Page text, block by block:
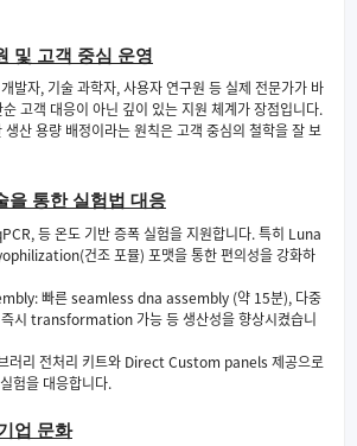
및 고객 중심 운영
발자, 기술 과학자,사용자 연구원 등 실제 전문가가 바
순 고객 대응이 아닌 깊이 있는 지원 체계가 장점입니다.
생산 용량 배정이라는 원칙은 고객 중심의 철학을 잘 보
을 통한 실험법 대응
등 온도 기반 증폭 실험을 지원합니다.특히 Luna
건조 포뮬) 포맷을 통한 편의성을 강화하
빠른seamless dna assembly (약15분), 다중
즉시 transformation 가능 등 생산성을 향상시켰습니
러리 전처리 키트와Direct Custom panels 제공으로
험을 대응합니다.
업 문화